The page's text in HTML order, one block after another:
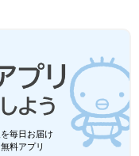
毎日お届け
料アプリ